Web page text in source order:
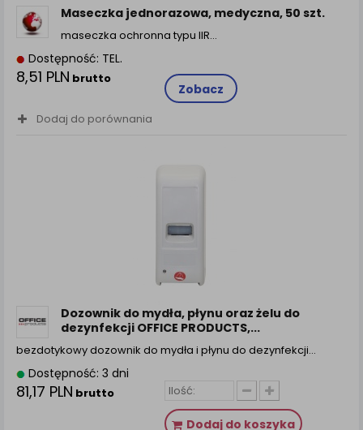
Maseczka jednorazowa, medyczna, 50 szt.
maseczka ochronna typu IIR…
Dostępność: TEL.
8,51 PLN brutto
Zobacz
Dodaj do porównania
Dozownik do mydła, płynu oraz żelu do
dezynfekcji OFFICE PRODUCTS,...
bezdotykowy dozownik do mydła i płynu do dezynfekcji…
Dostępność: 3 dni
81,17 PLN brutto
Dodaj do koszyka